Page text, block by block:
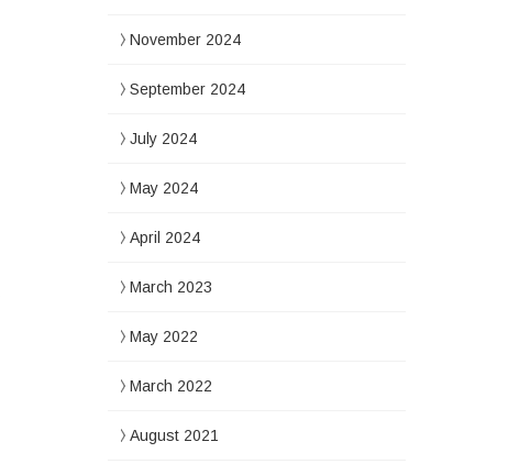
November 2024
September 2024
July 2024
May 2024
April 2024
March 2023
May 2022
March 2022
August 2021